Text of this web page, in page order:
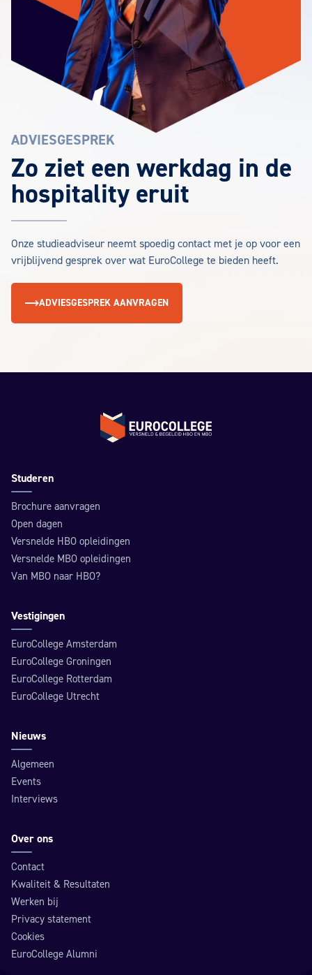
ADVIESGESPREK
Zo ziet een werkdag in de
hospitality eruit
Onze studieadviseur neemt spoedig contact met je op voor een
vrijblijvend gesprek over wat EuroCollege te bieden heeft.
ADVIESGESPREK AANVRAGEN
Terug naar de homepage
Studeren
Brochure aanvragen
Open dagen
Versnelde HBO opleidingen
Versnelde MBO opleidingen
Van MBO naar HBO?
Vestigingen
EuroCollege Amsterdam
EuroCollege Groningen
EuroCollege Rotterdam
EuroCollege Utrecht
Nieuws
Algemeen
Events
Interviews
Over ons
Contact
Kwaliteit & Resultaten
Werken bij
Privacy statement
Cookies
EuroCollege Alumni